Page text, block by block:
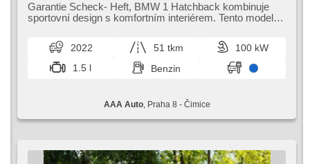
Scheibenwischersensor, starten per Taste, Sportsitze,
Reifendrucksensor, USB, 6x Airbag, beheizte Lenkrad,
Automatikgetriebe
Garantie Scheck​- Heft,​ BMW 1 Hatchback kombinuje
sportovní design s komfortním interiérem. Tento model
2022 51 tkm
100 kW
1.5 l
Benzin
AAA Auto, Praha 8 - Čimice